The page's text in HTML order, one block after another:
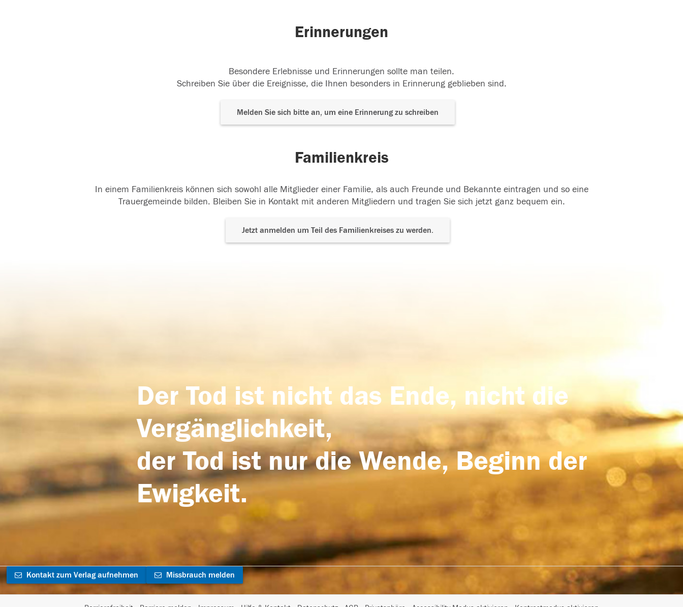
Erinnerungen
Besondere Erlebnisse und Erinnerungen sollte man teilen.
Schreiben Sie über die Ereignisse, die Ihnen besonders in Erinnerung geblieben sind.
Melden Sie sich bitte an, um eine Erinnerung zu schreiben
Familienkreis
In einem Familienkreis können sich sowohl alle Mitglieder einer Familie, als auch Freunde und Bekannte eintragen und so eine
Trauergemeinde bilden. Bleiben Sie in Kontakt mit anderen Mitgliedern und tragen Sie sich jetzt ganz bequem ein.
Jetzt anmelden um Teil des Familienkreises zu werden.
Der Tod ist nicht das Ende, nicht die
Vergänglichkeit,
der Tod ist nur die Wende, Beginn der
Ewigkeit.
Kontakt zum Verlag aufnehmen Missbrauch melden